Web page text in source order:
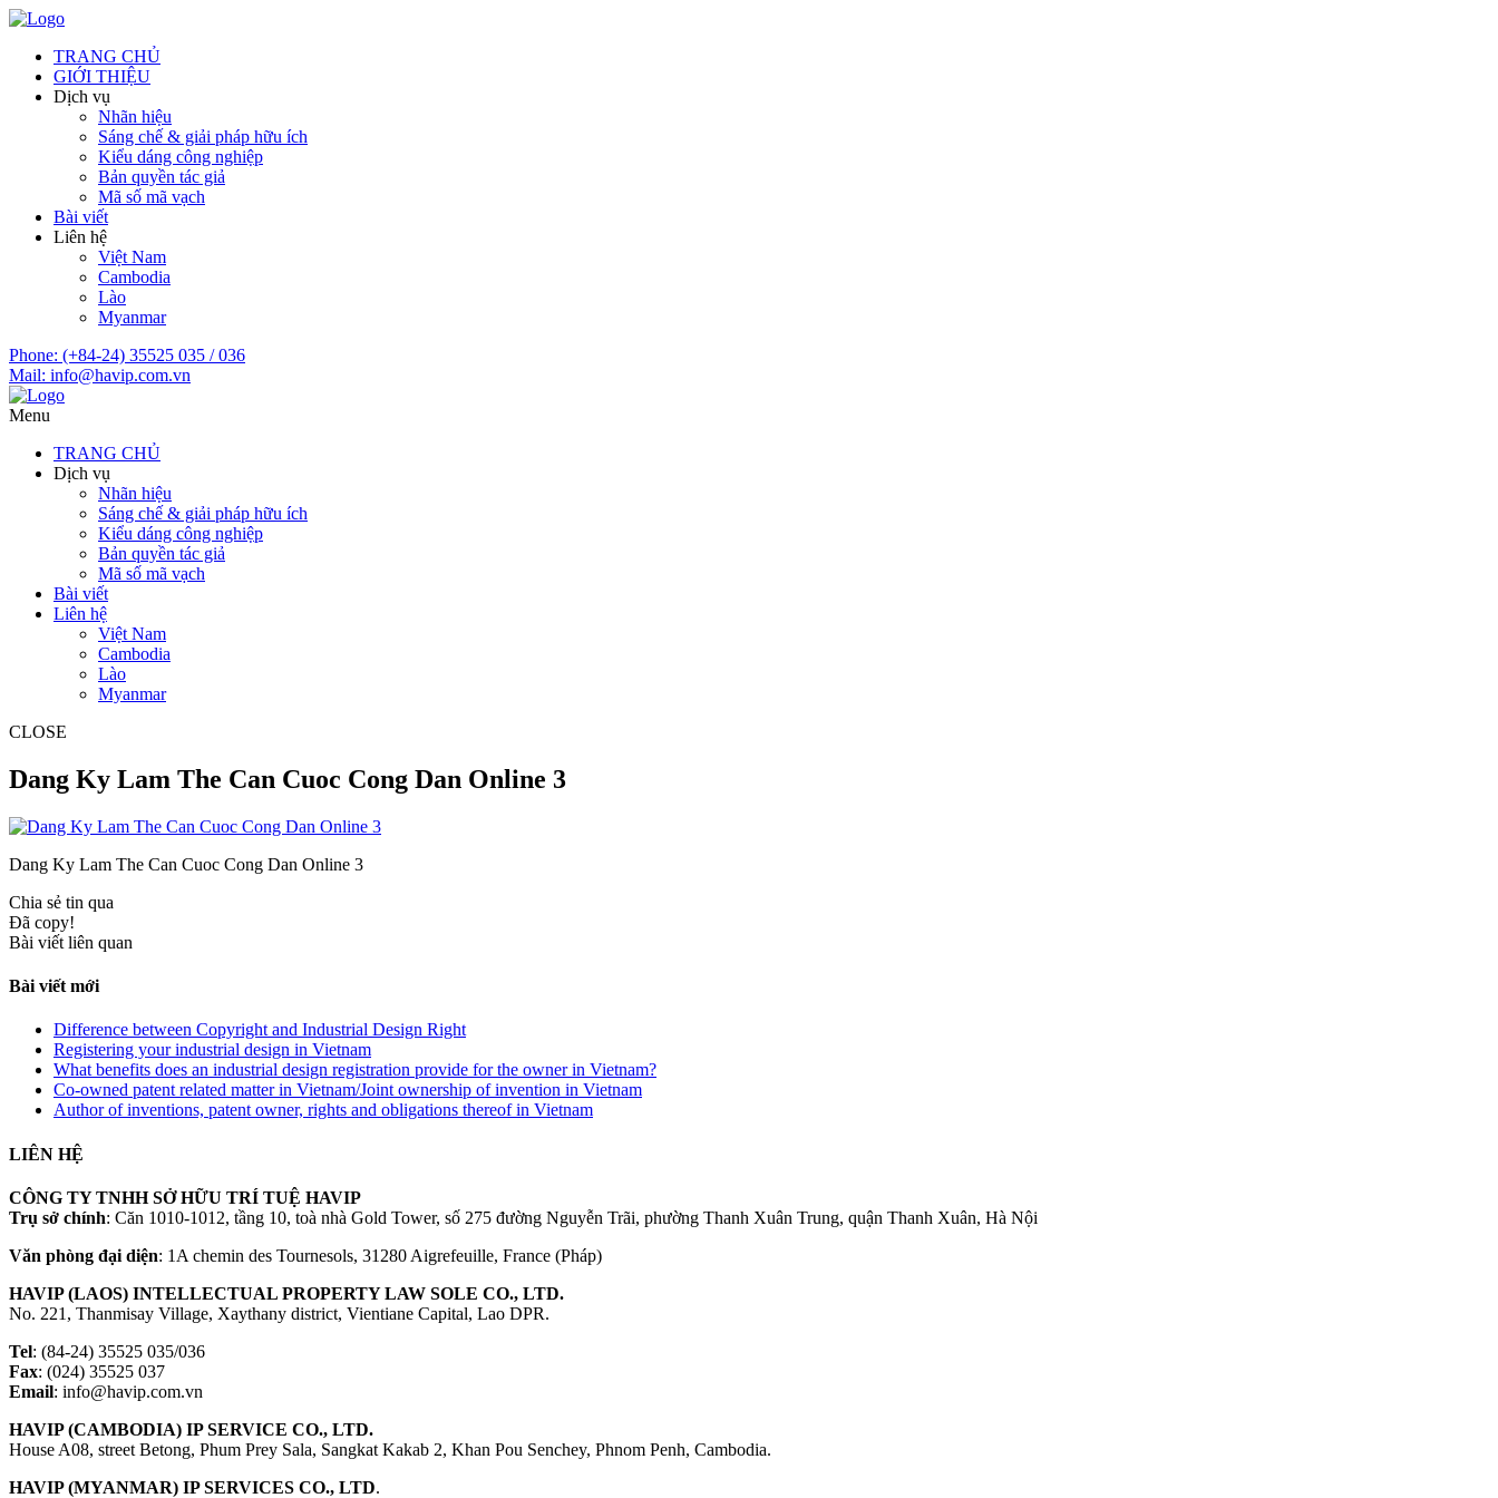
TRANG CHỦ
GIỚI THIỆU
Dịch vụ
Nhãn hiệu
Sáng chế & giải pháp hữu ích
Kiểu dáng công nghiệp
Bản quyền tác giả
Mã số mã vạch
Bài viết
Liên hệ
Việt Nam
Cambodia
Lào
Myanmar
Phone: (+84-24) 35525 035 / 036
Mail: info@havip.com.vn
Menu
TRANG CHỦ
Dịch vụ
Nhãn hiệu
Sáng chế & giải pháp hữu ích
Kiểu dáng công nghiệp
Bản quyền tác giả
Mã số mã vạch
Bài viết
Liên hệ
Việt Nam
Cambodia
Lào
Myanmar
CLOSE
Dang Ky Lam The Can Cuoc Cong Dan Online 3
Dang Ky Lam The Can Cuoc Cong Dan Online 3
Chia sẻ tin qua
Đã copy!
Bài viết liên quan
Bài viết mới
Difference between Copyright and Industrial Design Right
Registering your industrial design in Vietnam
What benefits does an industrial design registration provide for the owner in Vietnam?
Co-owned patent related matter in Vietnam/Joint ownership of invention in Vietnam
Author of inventions, patent owner, rights and obligations thereof in Vietnam
LIÊN HỆ
CÔNG TY TNHH SỞ HỮU TRÍ TUỆ HAVIP
Trụ sở chính: Căn 1010-1012, tầng 10, toà nhà Gold Tower, số 275 đường Nguyễn Trãi, phường Thanh Xuân Trung, quận Thanh Xuân, Hà Nội
Văn phòng đại diện: 1A chemin des Tournesols, 31280 Aigrefeuille, France (Pháp)
HAVIP (LAOS) INTELLECTUAL PROPERTY LAW SOLE CO., LTD.
No. 221, Thanmisay Village, Xaythany district, Vientiane Capital, Lao DPR.
Tel: (84-24) 35525 035/036
Fax: (024) 35525 037
Email: info@havip.com.vn
HAVIP (CAMBODIA) IP SERVICE CO., LTD.
House A08, street Betong, Phum Prey Sala, Sangkat Kakab 2, Khan Pou Senchey, Phnom Penh, Cambodia.
HAVIP (MYANMAR) IP SERVICES CO., LTD.